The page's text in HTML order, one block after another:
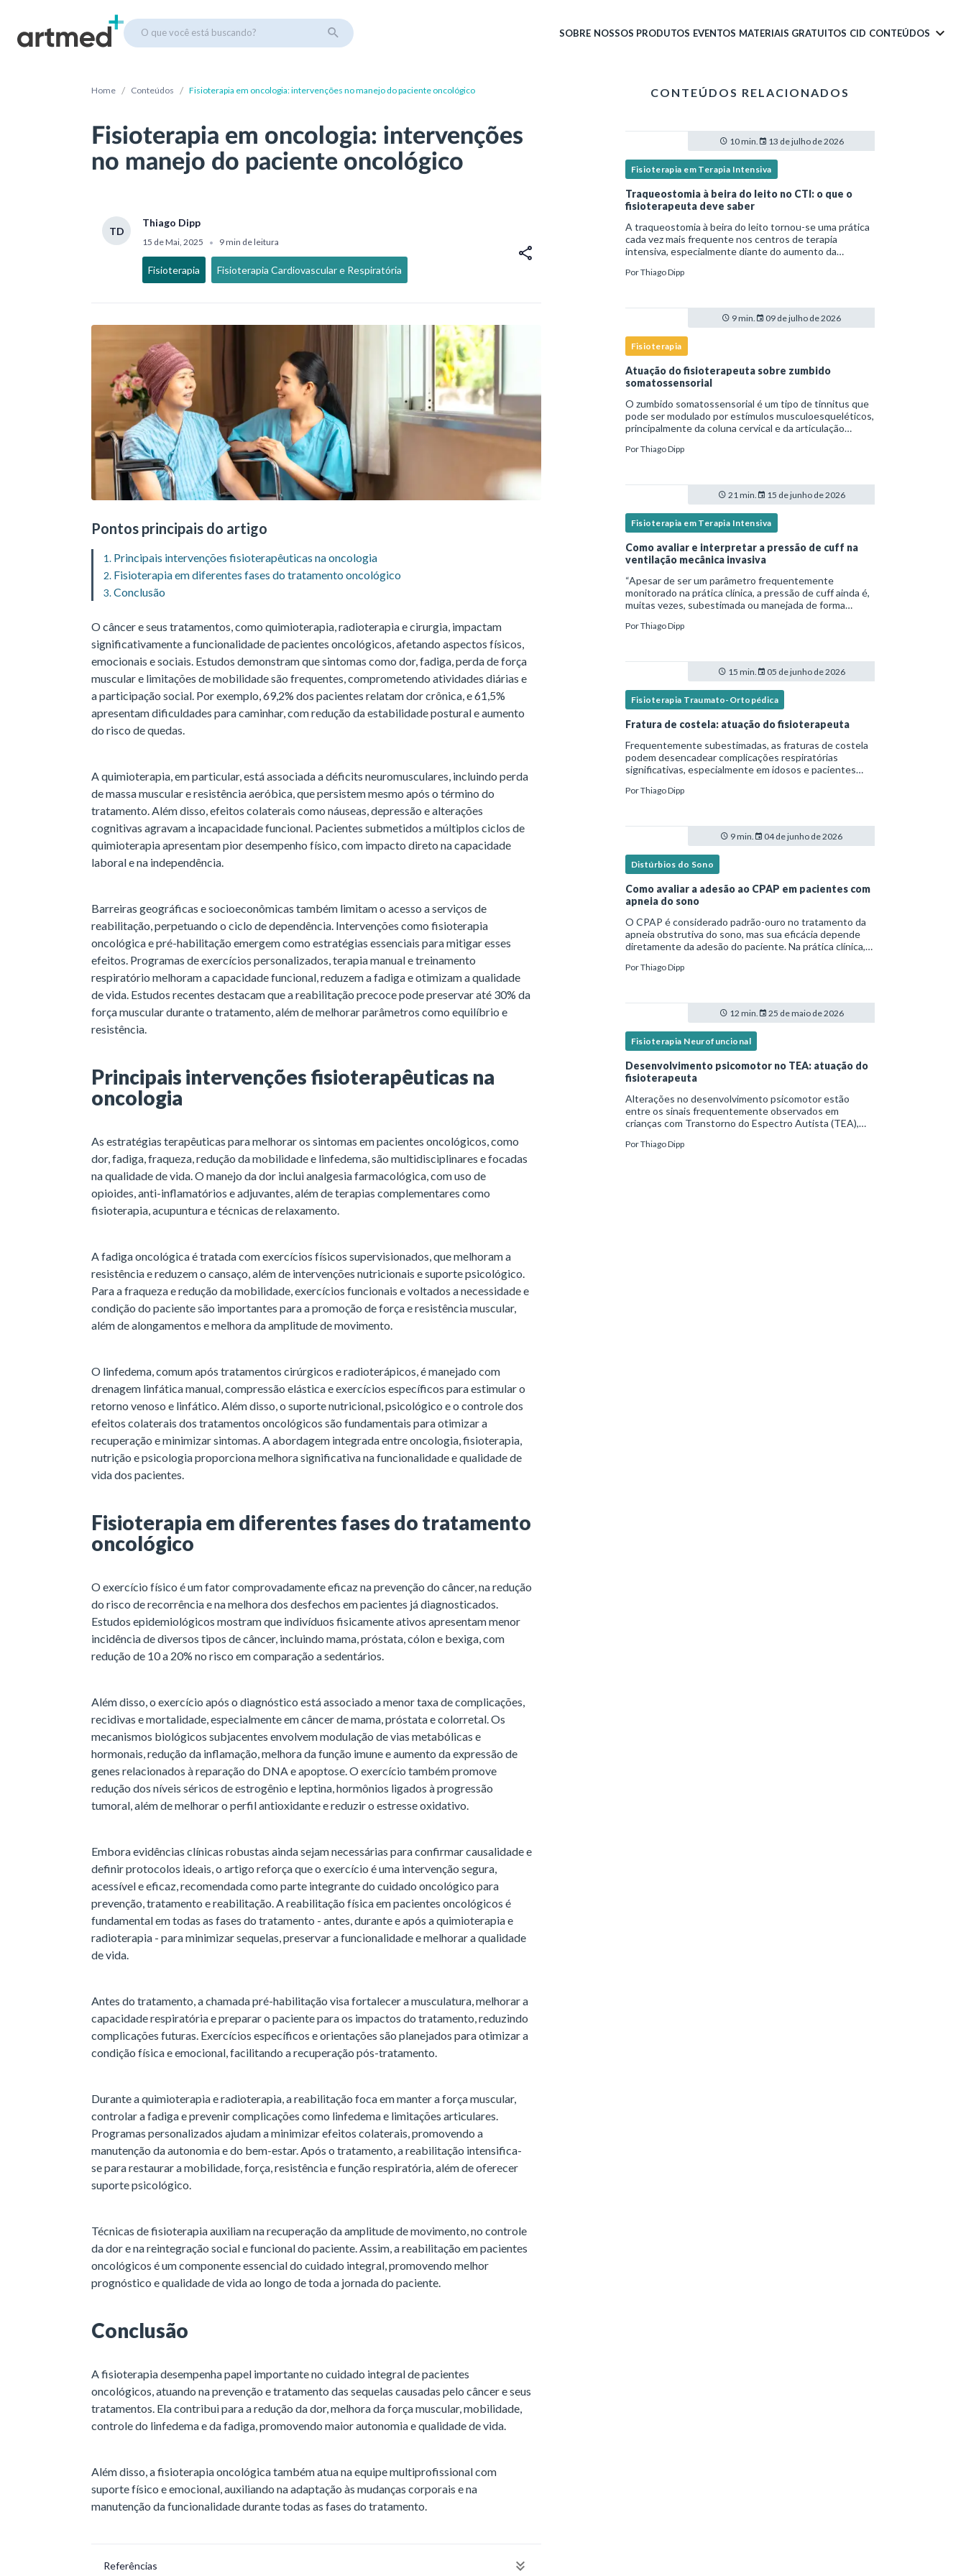
O que você está buscando? SOBRE NOSSOS PRODUTOS EVENTOS MATERIAIS GRATUITOS CID CONTEÚDOS
Home / Conteúdos / Fisioterapia em oncologia: intervenções no manejo do paciente oncológico
Fisioterapia em oncologia: intervenções
no manejo do paciente oncológico
TD
Thiago Dipp
15 de Mai, 2025 • 9 min de leitura
Fisioterapia Fisioterapia Cardiovascular e Respiratória
Pontos principais do artigo
Principais intervenções fisioterapêuticas na oncologia
Fisioterapia em diferentes fases do tratamento oncológico
Conclusão
O câncer e seus tratamentos, como quimioterapia, radioterapia e cirurgia, impactam
significativamente a funcionalidade de pacientes oncológicos, afetando aspectos físicos,
emocionais e sociais. Estudos demonstram que sintomas como dor, fadiga, perda de força
muscular e limitações de mobilidade são frequentes, comprometendo atividades diárias e
a participação social. Por exemplo, 69,2% dos pacientes relatam dor crônica, e 61,5%
apresentam dificuldades para caminhar, com redução da estabilidade postural e aumento
do risco de quedas.
A quimioterapia, em particular, está associada a déficits neuromusculares, incluindo perda
de massa muscular e resistência aeróbica, que persistem mesmo após o término do
tratamento. Além disso, efeitos colaterais como náuseas, depressão e alterações
cognitivas agravam a incapacidade funcional. Pacientes submetidos a múltiplos ciclos de
quimioterapia apresentam pior desempenho físico, com impacto direto na capacidade
laboral e na independência.
Barreiras geográficas e socioeconômicas também limitam o acesso a serviços de
reabilitação, perpetuando o ciclo de dependência. Intervenções como fisioterapia
oncológica e pré-habilitação emergem como estratégias essenciais para mitigar esses
efeitos. Programas de exercícios personalizados, terapia manual e treinamento
respiratório melhoram a capacidade funcional, reduzem a fadiga e otimizam a qualidade
de vida. Estudos recentes destacam que a reabilitação precoce pode preservar até 30% da
força muscular durante o tratamento, além de melhorar parâmetros como equilíbrio e
resistência.
Principais intervenções fisioterapêuticas na
oncologia
As estratégias terapêuticas para melhorar os sintomas em pacientes oncológicos, como
dor, fadiga, fraqueza, redução da mobilidade e linfedema, são multidisciplinares e focadas
na qualidade de vida. O manejo da dor inclui analgesia farmacológica, com uso de
opioides, anti-inflamatórios e adjuvantes, além de terapias complementares como
fisioterapia, acupuntura e técnicas de relaxamento.
A fadiga oncológica é tratada com exercícios físicos supervisionados, que melhoram a
resistência e reduzem o cansaço, além de intervenções nutricionais e suporte psicológico.
Para a fraqueza e redução da mobilidade, exercícios funcionais e voltados a necessidade e
condição do paciente são importantes para a promoção de força e resistência muscular,
além de alongamentos e melhora da amplitude de movimento.
O linfedema, comum após tratamentos cirúrgicos e radioterápicos, é manejado com
drenagem linfática manual, compressão elástica e exercícios específicos para estimular o
retorno venoso e linfático. Além disso, o suporte nutricional, psicológico e o controle dos
efeitos colaterais dos tratamentos oncológicos são fundamentais para otimizar a
recuperação e minimizar sintomas. A abordagem integrada entre oncologia, fisioterapia,
nutrição e psicologia proporciona melhora significativa na funcionalidade e qualidade de
vida dos pacientes.
Fisioterapia em diferentes fases do tratamento
oncológico
O exercício físico é um fator comprovadamente eficaz na prevenção do câncer, na redução
do risco de recorrência e na melhora dos desfechos em pacientes já diagnosticados.
Estudos epidemiológicos mostram que indivíduos fisicamente ativos apresentam menor
incidência de diversos tipos de câncer, incluindo mama, próstata, cólon e bexiga, com
redução de 10 a 20% no risco em comparação a sedentários.
Além disso, o exercício após o diagnóstico está associado a menor taxa de complicações,
recidivas e mortalidade, especialmente em câncer de mama, próstata e colorretal. Os
mecanismos biológicos subjacentes envolvem modulação de vias metabólicas e
hormonais, redução da inflamação, melhora da função imune e aumento da expressão de
genes relacionados à reparação do DNA e apoptose. O exercício também promove
redução dos níveis séricos de estrogênio e leptina, hormônios ligados à progressão
tumoral, além de melhorar o perfil antioxidante e reduzir o estresse oxidativo.
Embora evidências clínicas robustas ainda sejam necessárias para confirmar causalidade e
definir protocolos ideais, o artigo reforça que o exercício é uma intervenção segura,
acessível e eficaz, recomendada como parte integrante do cuidado oncológico para
prevenção, tratamento e reabilitação. A reabilitação física em pacientes oncológicos é
fundamental em todas as fases do tratamento - antes, durante e após a quimioterapia e
radioterapia - para minimizar sequelas, preservar a funcionalidade e melhorar a qualidade
de vida.
Antes do tratamento, a chamada pré-habilitação visa fortalecer a musculatura, melhorar a
capacidade respiratória e preparar o paciente para os impactos do tratamento, reduzindo
complicações futuras. Exercícios específicos e orientações são planejados para otimizar a
condição física e emocional, facilitando a recuperação pós-tratamento.
Durante a quimioterapia e radioterapia, a reabilitação foca em manter a força muscular,
controlar a fadiga e prevenir complicações como linfedema e limitações articulares.
Programas personalizados ajudam a minimizar efeitos colaterais, promovendo a
manutenção da autonomia e do bem-estar. Após o tratamento, a reabilitação intensifica-
se para restaurar a mobilidade, força, resistência e função respiratória, além de oferecer
suporte psicológico.
Técnicas de fisioterapia auxiliam na recuperação da amplitude de movimento, no controle
da dor e na reintegração social e funcional do paciente. Assim, a reabilitação em pacientes
oncológicos é um componente essencial do cuidado integral, promovendo melhor
prognóstico e qualidade de vida ao longo de toda a jornada do paciente.
Conclusão
A fisioterapia desempenha papel importante no cuidado integral de pacientes
oncológicos, atuando na prevenção e tratamento das sequelas causadas pelo câncer e seus
tratamentos. Ela contribui para a redução da dor, melhora da força muscular, mobilidade,
controle do linfedema e da fadiga, promovendo maior autonomia e qualidade de vida.
Além disso, a fisioterapia oncológica também atua na equipe multiprofissional com
suporte físico e emocional, auxiliando na adaptação às mudanças corporais e na
manutenção da funcionalidade durante todas as fases do tratamento.
Referências
CONTEÚDOS RELACIONADOS
10 min. 13 de julho de 2026
Fisioterapia em Terapia Intensiva
Traqueostomia à beira do leito no CTI: o que o
fisioterapeuta deve saber
A traqueostomia à beira do leito tornou-se uma prática
cada vez mais frequente nos centros de terapia
intensiva, especialmente diante do aumento da
de ventilação mecânica prolongada.Nesse cenário,
PorThiago Dipp
9 min. 09 de julho de 2026
Fisioterapia
Atuação do fisioterapeuta sobre zumbido
somatossensorial
O zumbido somatossensorial é um tipo de tinnitus que
pode ser modulado por estímulos musculoesqueléticos,
principalmente da coluna cervical e da articulação
diretamente na avaliação e no tratamento des
PorThiago Dipp
21 min. 15 de junho de 2026
Fisioterapia em Terapia Intensiva
Como avaliar e interpretar a pressão de cuff na
ventilação mecânica invasiva
“Apesar de ser um parâmetro frequentemente
monitorado na prática clínica, a pressão de cuff ainda é,
muitas vezes, subestimada ou manejada de forma
microaspiração quanto em lesões traqueais
PorThiago Dipp
15 min. 05 de junho de 2026
Fisioterapia Traumato-Ortopédica
Fratura de costela: atuação do fisioterapeuta
Frequentemente subestimadas, as fraturas de costela
podem desencadear complicações respiratórias
significativas, especialmente em idosos e pacientes
em blogs e materiais científicos.Nesse cená
PorThiago Dipp
9 min. 04 de junho de 2026
Distúrbios do Sono
Como avaliar a adesão ao CPAP em pacientes com
apneia do sono
O CPAP é considerado padrão-ouro no tratamento da
apneia obstrutiva do sono, mas sua eficácia depende
diretamente da adesão do paciente. Na prática clínica,
realidade frequente. Diante disso, surg
PorThiago Dipp
12 min. 25 de maio de 2026
Fisioterapia Neurofuncional
Desenvolvimento psicomotor no TEA: atuação do
fisioterapeuta
Alterações no desenvolvimento psicomotor estão
entre os sinais frequentemente observados em
crianças com Transtorno do Espectro Autista (TEA),
formal.Diante disso, a atuação do fisioterapeuta vai
PorThiago Dipp